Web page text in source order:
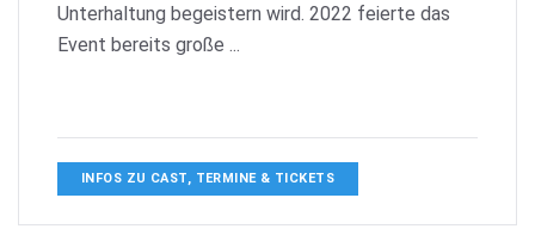
Unterhaltung begeistern wird. 2022 feierte das
Event bereits große ...
INFOS ZU CAST, TERMINE & TICKETS